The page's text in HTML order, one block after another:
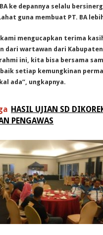
ke depannya selalu
guna membuat PT. BA
kami mengucapkan terima
dari wartawan dari
ini, kita bisa bersama
setiap kemungkinan
ada”, ungkapnya.
HASIL UJIAN SD
PENGAWAS